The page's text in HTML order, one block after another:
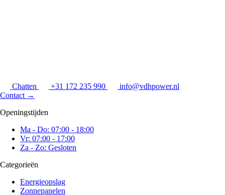
Chatten +31 172 235 990
info@vdhpower.nl
Contact →
Openingstijden
Ma - Do: 07:00 - 18:00
Vr: 07:00 - 17:00
Za - Zo: Gesloten
Categorieën
Energieopslag
Zonnepanelen